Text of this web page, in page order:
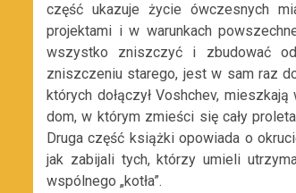
część ukazuje życie ówczesnych
projektami i w warunkach
wszystko zniszczyć i zbudować od
zniszczeniu starego, jest w sam raz
których dołączył Voshchev,
dom, w którym zmieści się cały
Druga część książki opowiada o
jak zabijali tych, którzy umieli
wspólnego „kotła”.